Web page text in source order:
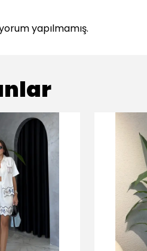
yapılmamış.